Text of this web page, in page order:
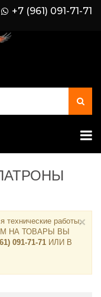
+7 (961) 091-71-71
технические работы.
НА ТОВАРЫ ВЫ
091-71-71 ИЛИ В
×